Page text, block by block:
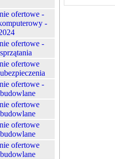
ofertowe -
-
ofertowe -
ofertowe
ofertowe -
ofertowe
ofertowe
ofertowe